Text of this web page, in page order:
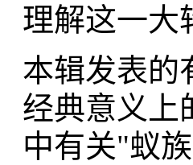
理解这一大
本辑发表的
经典意义上
中有关"蚁